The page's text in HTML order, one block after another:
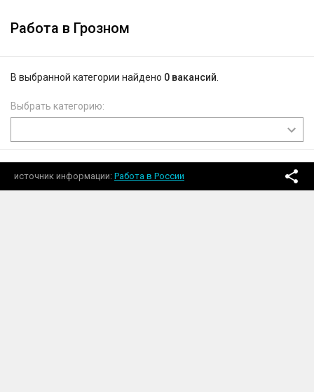
Работа в Грозном
В выбранной категории найдено 0 вакансий
Выбрать категорию:
источник информации Работа в России